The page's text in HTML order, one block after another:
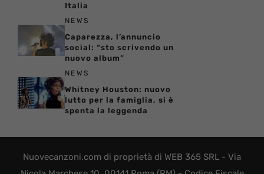
Italia
NEWS
Caparezza, l’annuncio
social: “sto scrivendo un
nuovo album”
NEWS
Whitney Houston: nuovo
lutto per la famiglia, si è
spenta la leggenda
Nuovecanzoni.com di proprietà di WEB 365 SRL - Via